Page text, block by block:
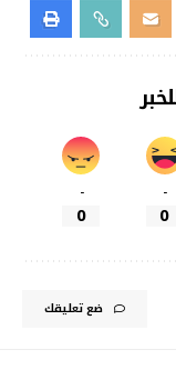
-
0
-
0
ضع تعليقك